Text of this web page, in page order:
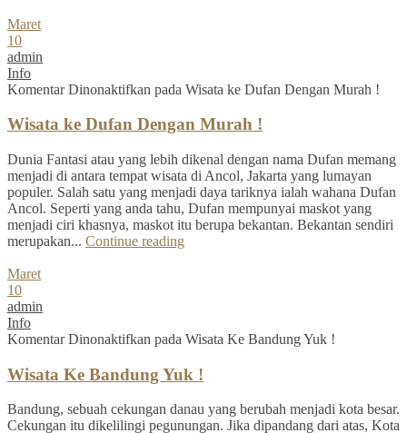
Maret
10
admin
Info
Komentar Dinonaktifkan pada Wisata ke Dufan Dengan Murah !
Wisata ke Dufan Dengan Murah !
Dunia Fantasi atau yang lebih dikenal dengan nama Dufan memang
menjadi di antara tempat wisata di Ancol, Jakarta yang lumayan
populer. Salah satu yang menjadi daya tariknya ialah wahana Dufan
Ancol. Seperti yang anda tahu, Dufan mempunyai maskot yang
menjadi ciri khasnya, maskot itu berupa bekantan. Bekantan sendiri
merupakan... Continue reading
Maret
10
admin
Info
Komentar Dinonaktifkan pada Wisata Ke Bandung Yuk !
Wisata Ke Bandung Yuk !
Bandung, sebuah cekungan danau yang berubah menjadi kota besar.
Cekungan itu dikelilingi pegunungan. Jika dipandang dari atas, Kota